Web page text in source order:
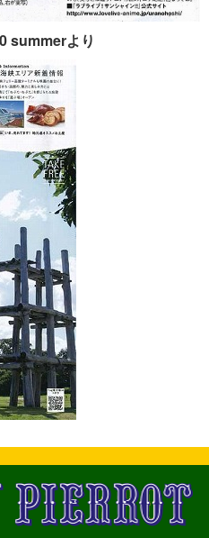
summerより